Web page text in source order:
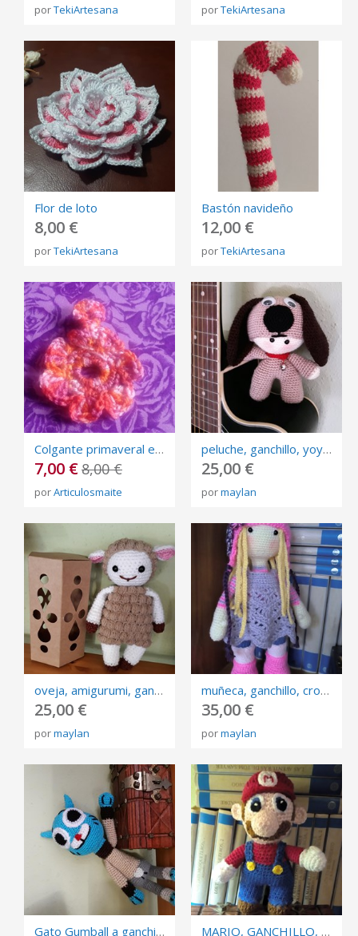
porTekiArtesana porTekiArtesana
Flor de loto
8,00 €
porTekiArtesana
Bastón navideño
12,00 €
porTekiArtesana
Colgante primaveral en crochet
7,00 €8,00 €
porArticulosmaite
peluche, ganchillo, yoyo, perrito, capucha, amigurumi, muñeco, juguete, regalo,
25,00 €
pormaylan
oveja, amigurumi, ganchillo, crochet, manualidad, arte, juguete, muñeco, regalo, adorno
25,00 €
pormaylan
muñeca, ganchillo, crochet, juguete, adorno, manualidad, lana, hilo , amigurumi
35,00 €
pormaylan
Gato Gumball a ganchillo MARIO, GANCHILLO, MUÑECO, AMIGURUMI, CROCHET